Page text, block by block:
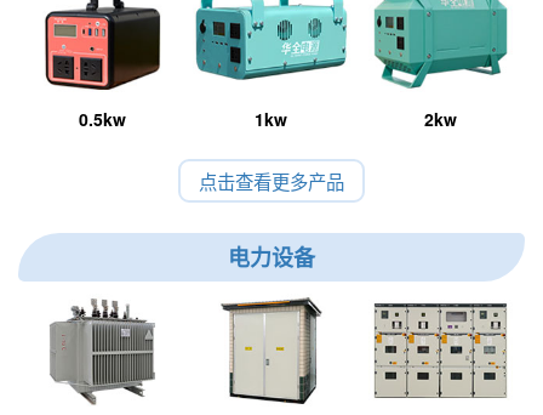
0.5kw 1kw 2kw
点击查看更多产品
电力设备